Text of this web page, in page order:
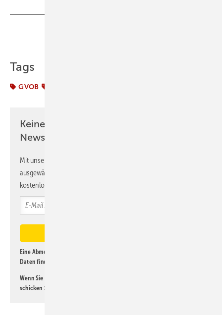
Tags
GVOB
Keine Zeit? Kein Problem mit dem K&L
Newsletter!
Mit unserem Newsletter erhalten Sie regelmäßig von uns
ausgewählte Informationen und Neuigkeiten, gebündelt und
kostenlos direkt ins Postfach.
Eine Abmeldung ist jederzeit möglich. Informationen zum Umgang mit
Daten finden Sie auch in unserer
Wenn Sie selbst eine interessante Meldung beitragen möchten, so
schicken Sie diese bitte an